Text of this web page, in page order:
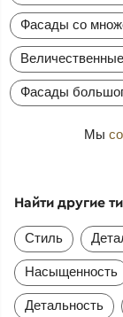
Фасады со
Фасады
Мы
Найти другие
Стиль
Насыщенность
Детальность